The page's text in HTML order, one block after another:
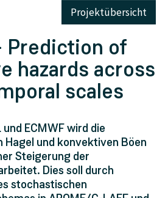
Projektübersicht
Prediction of
hazards across
scales
ECMWF wird die
und konvektiven Böen
Steigerung der
Dies soll durch
stochastischen